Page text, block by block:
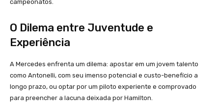
campeonatos.
O Dilema entre Juventude e
Experiência
A Mercedes enfrenta um dilema: apostar em um jovem talento
como Antonelli, com seu imenso potencial e custo-benefício a
longo prazo, ou optar por um piloto experiente e comprovado
para preencher a lacuna deixada por Hamilton.